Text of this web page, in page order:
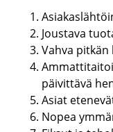
Joustava
Vahva
päivittävä
Asiat
Nopea